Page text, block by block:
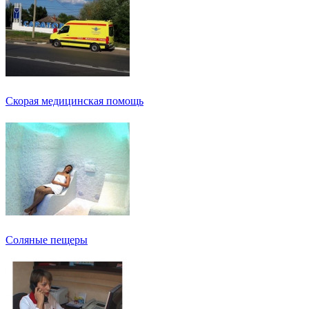
Скорая медицинская помощь
Соляные пещеры